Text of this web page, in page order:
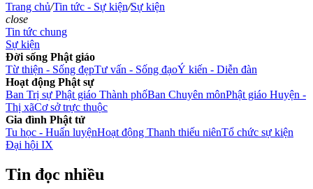
Trang chủ/Tin tức - Sự kiện/Sự kiện
close
Tin tức chung
Sự kiện
Đời sống Phật giáo
Từ thiện - Sống đẹpTư vấn - Sống đạoÝ kiến - Diễn đàn
Hoạt động Phật sự
Ban Trị sự Phật giáo Thành phốBan Chuyên mônPhật giáo Huyện -
Thị xãCơ sở trực thuộc
Gia đình Phật tử
Tu học - Huấn luyệnHoạt động Thanh thiếu niênTổ chức sự kiện
Đại hội IX
Tin đọc nhiều